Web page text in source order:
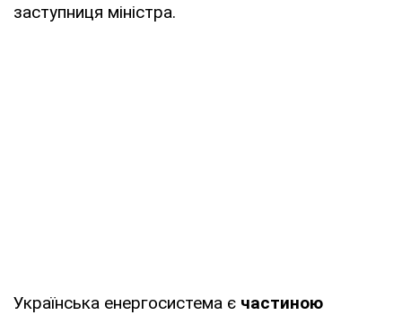
заступниця міністра.
Українська енергосистема є частиною